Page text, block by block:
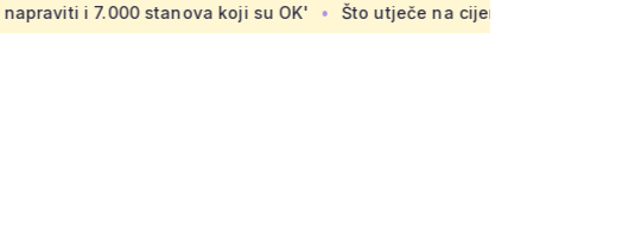
stanova koji su OK' Što utječe na cijenu uređaja za